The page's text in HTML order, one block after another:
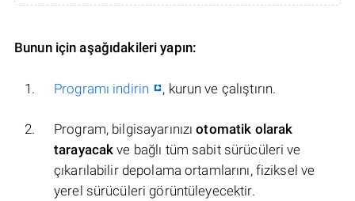
Bunun için aşağıdakileri yapın:
Programı indirin , kurun ve çalıştırın.
Program, bilgisayarınızıotomatik olarak
tarayacak ve bağlı tüm sabit sürücüleri ve
çıkarılabilir depolama ortamlarını, fiziksel ve
yerel sürücüleri görüntüleyecektir.